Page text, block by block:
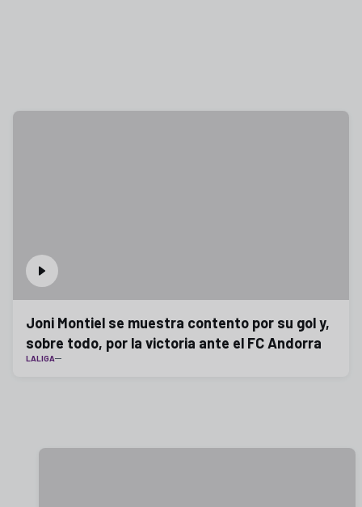
Joni Montiel se muestra contento por su gol y,
sobre todo, por la victoria ante el FC Andorra
LALIGA